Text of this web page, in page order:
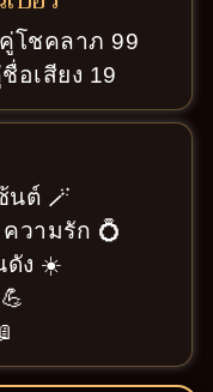
โชคลาภ 99
อเสียง 19
นต์ 🪄
วามรัก 💍
ดัง ☀️